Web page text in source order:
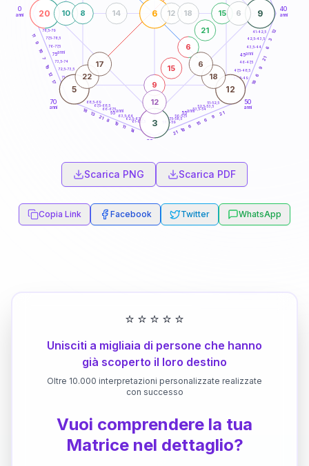
0
anni
40
anni
50
anni
60
70
anni
41-42,5
42,5-43,5
43,5-44
46-47,5
47,5-48,5
48,5-49
51-52,5
52,5-53,5
53,5-54
56-57,5
57,5-58,5
58,5-59
61-62,5
62,5-63,5
63,5-64
66-67,5
67,5-68,5
68,5-69
71-72,5
72,5-73,5
73,5-74
76-77,5
77,5-78,5
78,5-79 12
3
6
21
9
6
18
21
9
6
15
6
18
21
14
11
19
8
21
13
18
17
12
19
7
16
9
11
20 9
3
6
5 12
9
15
6
21
15
10 6
12
8 12 18
14
22
17
18
6
45anni
55anni
65anni
75anni
Scarica PNG Scarica PDF
Copia Link Facebook Twitter WhatsApp
⭐ ⭐ ⭐ ⭐ ⭐
Unisciti a migliaia di persone che hanno
già scoperto il loro destino
Oltre 10.000 interpretazioni personalizzate realizzate
con successo
Vuoi comprendere la tua
Matrice nel dettaglio?